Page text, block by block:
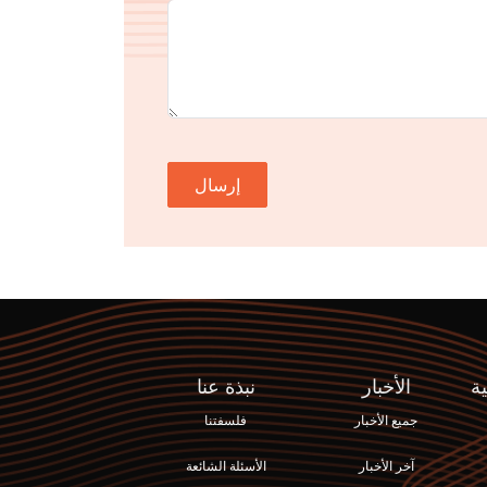
إرسال
الأخبار
جميع الأخبار
آخر الأخبار
نبذة عنا
فلسفتنا
الأسئلة الشائعة